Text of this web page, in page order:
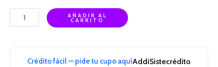
AÑADIR AL
CARRITO
Crédito fácil — pide tu cupo aquíAddiSistecrédito